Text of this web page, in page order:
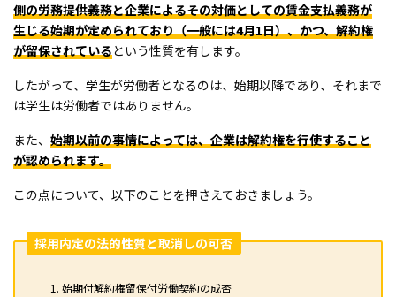
側の労務提供義務と企業によるその対価としての賃金支払義務が
生じる始期が定められており（一般には4月1日）、かつ、解約権
が留保されているという性質を有します。
したがって、学生が労働者となるのは、始期以降であり、それまで
は学生は労働者ではありません。
また、 始期以前の事情によっては、企業は解約権を行使すること
が認められます。
この点について、以下のことを押さえておきましょう。
採用内定の法的性質と取消しの可否
始期付解約権留保付労働契約の成否